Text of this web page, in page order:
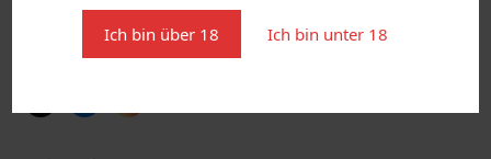
Ich bin über 18 Ich bin unter 18
Follow us on social media to stay on track with the latest
(deprecated)